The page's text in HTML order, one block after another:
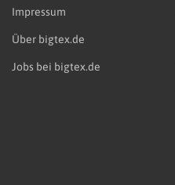
Impressum
Über bigtex.de
Jobs bei bigtex.de